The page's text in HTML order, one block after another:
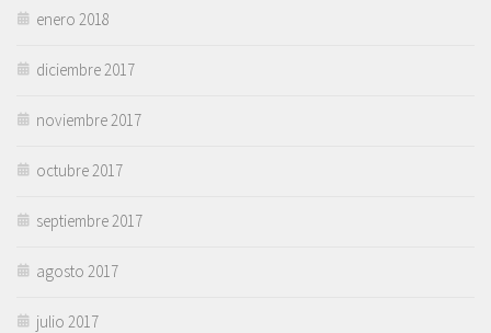
enero 2018
diciembre 2017
noviembre 2017
octubre 2017
septiembre 2017
agosto 2017
julio 2017